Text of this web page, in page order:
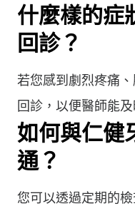
什麼樣的症
回診？
若您感到劇烈疼痛
回診，以便醫師能
如何與仁健
通？
您可以透過定期的